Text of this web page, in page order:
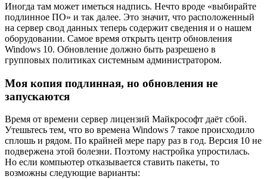
Иногда там может иметься надпись. Нечто вроде «выбирайте
подлинное ПО» и так далее. Это значит, что расположенный
на сервер свод данных теперь содержит сведения и о нашем
оборудовании. Самое время открыть центр обновления
Windows 10. Обновление должно быть разрешено в
групповых политиках системным администратором.
Моя копия подлинная, но обновления не
запускаются
Время от времени сервер лицензий Майкрософт даёт сбой.
Утешьтесь тем, что во времена Windows 7 такое происходило
сплошь и рядом. По крайней мере пару раз в год. Версия 10 не
подвержена этой болезни. Поэтому настройка упростилась.
Но если компьютер отказывается ставить пакеты, то
возможны следующие варианты: